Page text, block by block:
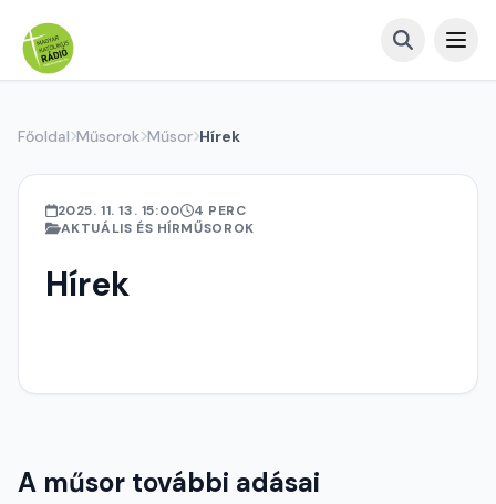
Főoldal Műsorok Műsor Hírek
2025. 11. 13. 15:00
4 PERC
AKTUÁLIS ÉS HÍRMŰSOROK
Hírek
A műsor további adásai